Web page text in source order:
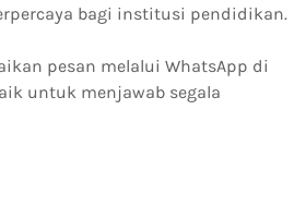
bagi institusi pendidikan.
pesan melalui WhatsApp di
untuk menjawab segala